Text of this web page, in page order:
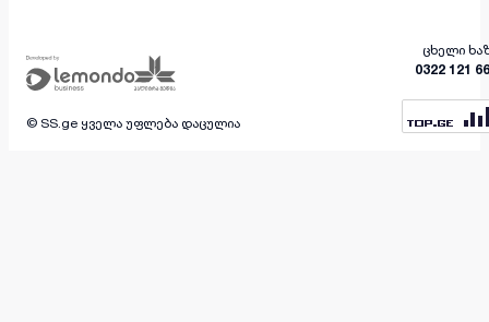
ცხელი
0322 121
© SS.ge ყველა უფლება დაცულია